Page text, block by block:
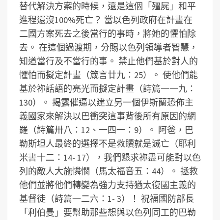
替代解決方案的時候，還是這個「殭屍」和平
進程還沒100%死亡？ 當以色列政府在計畫在
二國方案死去之後當行的事時，將她的懼怕除
去。 在這個過渡期，分賜以色列領導者智慧，
知道當行及不當行的事。 禁止他們基於對人的
懼怕而擬定計畫（箴言廿九：25）。 使他們能
基於祢話語的亮光而擬定計畫（詩篇一一九：
130）。 揭露催逼以建立另一個伊斯蘭恐佈主
義國家來解決以巴衝突這事背後所有原因的網
羅（詩篇卅八：12、一四一：9）。 阿爸，巴
勒斯坦人最終的選擇不是救贖就是滅亡（耶利
米書十二：14- 17），我們懇求祢盡可能對以色
列的敵人大施憐憫（馬太福音五：44）。 拯救
他們並將他們轉變為強力支持猶太復國主義的
基督徒（詩篇一二六：1- 3）！ 祝福國防部長
「利伯曼」要幫助那些想與以色列同工的巴勒